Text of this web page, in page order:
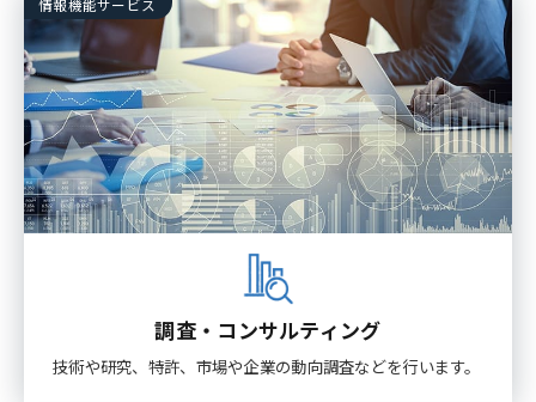
情報機能サービス
調査・コンサルティング
技術や研究、特許、市場や企業の動向調査などを行います。